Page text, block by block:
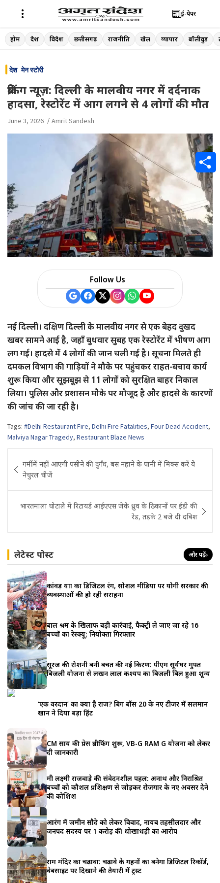
Skip
to
ई-पेपर
होम देश विदेश छत्तीसगढ़ राजनीति खेल व्यापार बॉलीवुड
देश मेन स्टोरी
ब्रेकिंग न्यूज़: दिल्ली के मालवीय नगर में दर्दनाक
हादसा, रेस्टोरेंट में आग लगने से 4 लोगों की मौत
June 3, 2026 Amrit Sandesh
Follow Us
नई दिल्ली। दक्षिण दिल्ली के मालवीय नगर से एक बेहद दुखद
खबर सामने आई है, जहाँ बुधवार सुबह एक रेस्टोरेंट में भीषण आग
लग गई। हादसे में 4 लोगों की जान चली गई है। सूचना मिलते ही
दमकल विभाग की गाड़ियों ने मौके पर पहुंचकर राहत-बचाव कार्य
शुरू किया और सूझबूझ से 11 लोगों को सुरक्षित बाहर निकाल
लिया। पुलिस और प्रशासन मौके पर मौजूद है और हादसे के कारणों
की जांच की जा रही है।
Tags: #Delhi Restaurant Fire, Delhi Fire Fatalities, Four Dead Accident,
Malviya Nagar Tragedy, Restaurant Blaze News
navigation
गर्मी में नहीं आएगी पसीने की दुर्गंध, बस नहाने के पानी में मिक्स करें ये
नेचुरल चीजें
भारतमाला घोटाले में रिटायर्ड आईएएस जेके ध्रुव के ठिकानों पर ईडी की
रेड, तड़के 2 बजे दी दबिश
लेटेस्ट पोस्ट और पढ़ें›
कांवड़ यात्रा का डिजिटल रंग, सोशल मीडिया पर योगी सरकार की
व्यवस्थाओं की हो रही सराहना
बाल श्रम के खिलाफ बड़ी कार्रवाई, फैक्ट्री ले जाए जा रहे 16
बच्चों का रेस्क्यू; नियोक्ता गिरफ्तार
सूरज की रोशनी बनी बचत की नई किरण: पीएम सूर्यघर मुफ्त
बिजली योजना से लखन लाल कश्यप का बिजली बिल हुआ शून्य
‘एक वरदान’ का क्या है राज? बिग बॉस 20 के नए टीजर में सलमान
खान ने दिया बड़ा हिंट
CM साय की प्रेस ब्रीफिंग शुरू, VB-G RAM G योजना को लेकर
दी जानकारी
मंत्री लक्ष्मी राजवाड़े की संवेदनशील पहल: अनाथ और निराश्रित
बच्चों को कौशल प्रशिक्षण से जोड़कर रोजगार के नए अवसर देने
की कोशिश
आरंग में जमीन सौदे को लेकर विवाद, नायब तहसीलदार और
जनपद सदस्य पर 1 करोड़ की धोखाधड़ी का आरोप
राम मंदिर का चढ़ावा: चढ़ावे के गहनों का बनेगा डिजिटल रिकॉर्ड,
वेबसाइट पर दिखाने की तैयारी में ट्रस्ट
S
h
a
r